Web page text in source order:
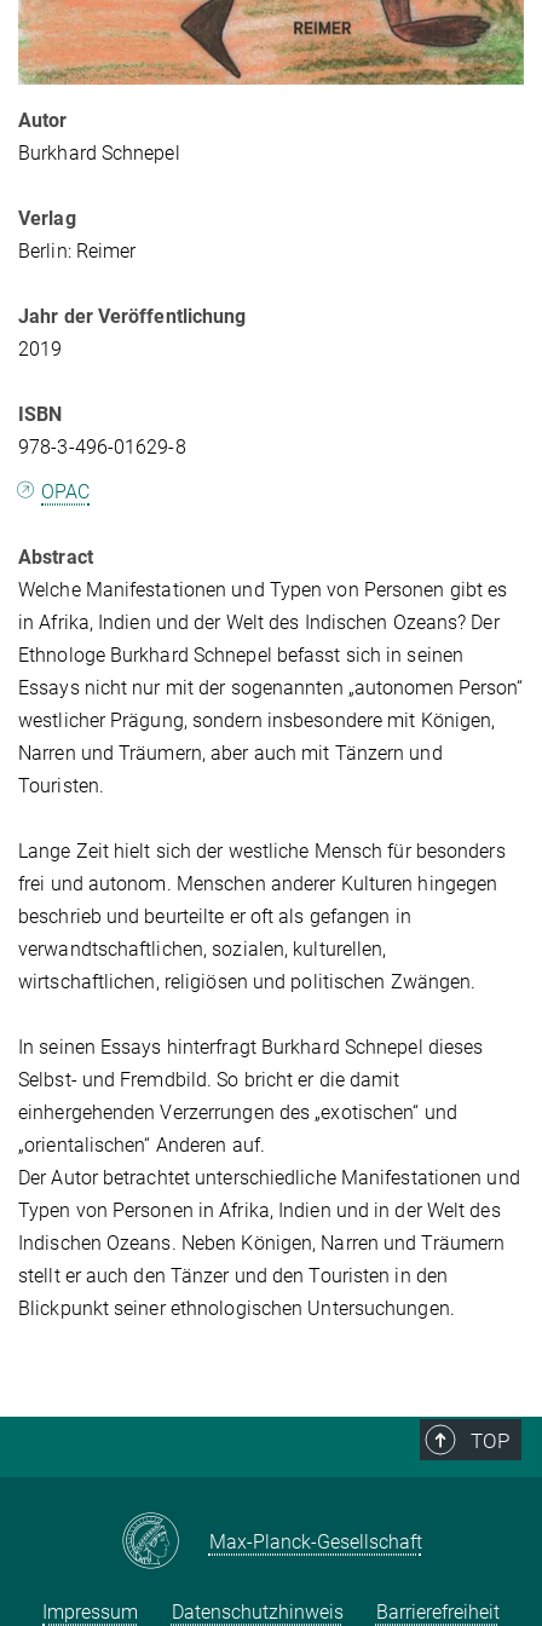
Autor
Burkhard Schnepel
Verlag
Berlin: Reimer
Jahr der Veröffentlichung
2019
ISBN
978-3-496-01629-8
OPAC
Abstract
Welche Manifestationen und Typen von Personen gibt es
in Afrika, Indien und der Welt des Indischen Ozeans? Der
Ethnologe Burkhard Schnepel befasst sich in seinen
Essays nicht nur mit der sogenannten „autonomen Person“
westlicher Prägung, sondern insbesondere mit Königen,
Narren und Träumern, aber auch mit Tänzern und
Touristen.
Lange Zeit hielt sich der westliche Mensch für besonders
frei und autonom. Menschen anderer Kulturen hingegen
beschrieb und beurteilte er oft als gefangen in
verwandtschaftlichen, sozialen, kulturellen,
wirtschaftlichen, religiösen und politischen Zwängen.
In seinen Essays hinterfragt Burkhard Schnepel dieses
Selbst- und Fremdbild. So bricht er die damit
einhergehenden Verzerrungen des „exotischen“ und
„orientalischen“ Anderen auf.
Der Autor betrachtet unterschiedliche Manifestationen und
Typen von Personen in Afrika, Indien und in der Welt des
Indischen Ozeans. Neben Königen, Narren und Träumern
stellt er auch den Tänzer und den Touristen in den
Blickpunkt seiner ethnologischen Untersuchungen.
TOP
Max-Planck-Gesellschaft
Impressum Datenschutzhinweis Barrierefreiheit